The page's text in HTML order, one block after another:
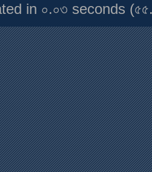
in ০.০৩ seconds